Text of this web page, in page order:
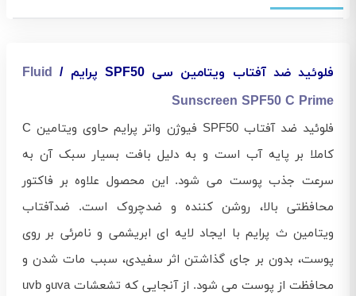
فلوئید ضد آفتاب ویتامین سی SPF50 پرایم /
Fluid
Sunscreen SPF50 C Prime
فلوئید ضد آفتاب SPF50 فیوژن واتر پرایم حاوی ویتامین C
کاملا بر پایه آب است و به دلیل بافت بسیار سبک آن به
سرعت جذب پوست می‌‌ شود. این محصول علاوه بر فاکتور
محافظتی بالا، روشن کننده و ضدچروک است. ضدآفتاب
ویتامین ث پرایم با ایجاد لایه‌ ای ابریشمی و نامرئی بر روی
پوست، بدون بر جای گذاشتن اثر سفیدی، سبب مات شدن و
محافظت از پوست می‌ شود. از آنجایی که تشعشات uvaو uvb